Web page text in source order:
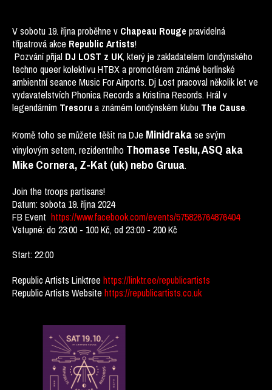
V sobotu 19. října proběhne v Chapeau Rouge pravidelná
třípatrová akce Republic Artists!
Pozvání přijal DJ LOST z UK, který je zakladatelem londýnského
techno queer kolektivu HTBX a promotérem známé berlínské
ambientní seance Music For Airports. Dj Lost pracoval několik let ve
vydavatelstvích Phonica Records a Kristina Records. Hrál v
legendárním Tresoru a známém londýnském klubu The Cause.
Kromě toho se můžete těšit na DJe Minidrakase svým
vinylovým setem, rezidentního Thomase Teslu, ASQ aka
Mike Cornera, Z-Kat (uk) nebo Gruua.
Join the troops partisans!
Datum: sobota 19. října 2024
FB Event https://www.facebook.com/events/575826764876404
Vstupné: do 23:00 - 100 Kč, od 23:00 - 200 Kč
Start: 22:00
Republic Artists Linktree https://linktr.ee/republicartists
Republic Artists Website https://republicartists.co.uk